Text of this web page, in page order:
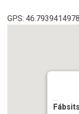
GPS: